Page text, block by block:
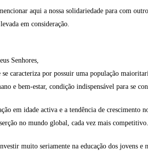
aqui a nossa solidariedade para com
em consideração.
Senhores,
caracteriza por possuir uma população
e bem-estar, condição indispensável para se
em idade activa e a tendência de crescimento
no mundo global, cada vez mais competitivo.
muito seriamente na educação dos jovens